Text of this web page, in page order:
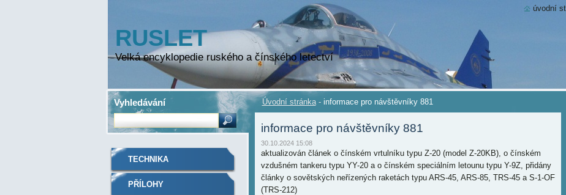
RUSLET
Velká encyklopedie ruského a čínského letectví
Úvodní stránka - informace pro návštěvníky 881
informace pro návštěvníky 881
30.10.2024 15:08
aktualizován článek o čínském vrtulníku typu Z-20 (model Z-20KB), o čínském
vzdušném tankeru typu YY-20 a o čínském speciálním letounu typu Y-9Z, přidány
články o sovětských neřízených raketách typu ARS-45, ARS-85, TRS-45 a S-1-OF
(TRS-212)
TECHNIKA
PŘÍLOHY
Vyhledávání
úvodní